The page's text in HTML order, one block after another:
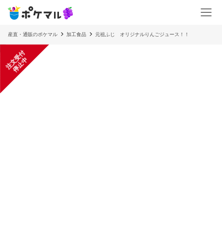
産直・通販のポケマル 加工食品 元祖ふじ オリジナルりんごジュース！！
注
文
受
付
停
止
中